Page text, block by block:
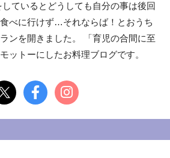
ているとどうしても自分の事は後回
べに行けず…それならば！とおうち
ンを開きました。 「育児の合間に至
ットーにしたお料理ブログです。